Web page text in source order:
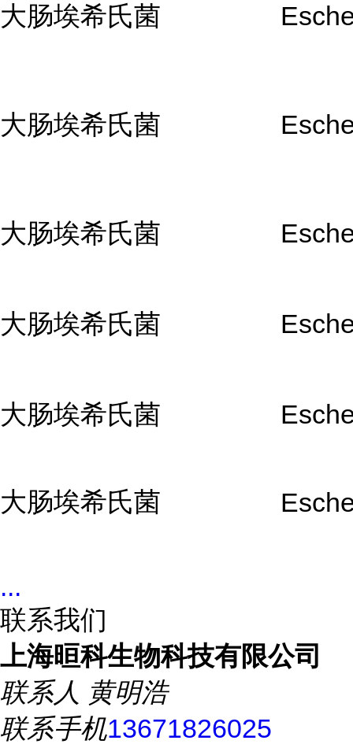
大肠埃希氏菌
大肠埃希氏菌
大肠埃希氏菌
大肠埃希氏菌
大肠埃希氏菌
大肠埃希氏菌
...
联系我们
上海晅科生物科技有限公司
联系人 黄明浩
联系手机13671826025